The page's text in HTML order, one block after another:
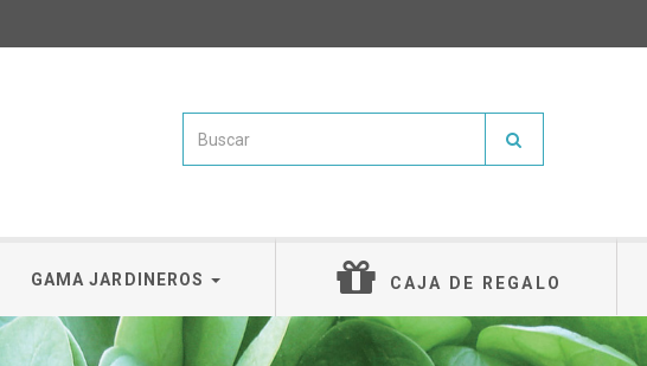
GAMA JARDINEROS CAJA DE REGALO